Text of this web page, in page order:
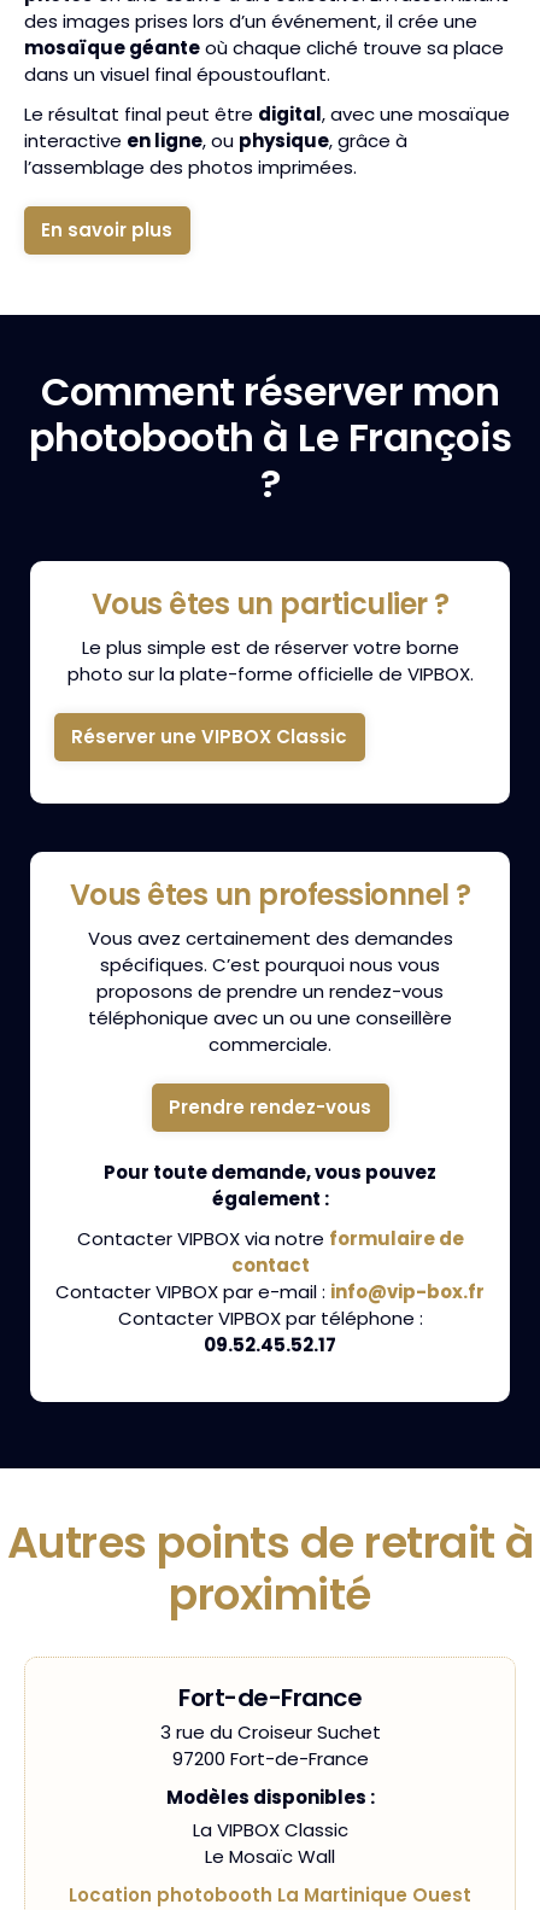
des images prises lors d’un événement, il crée une
mosaïque géanteoù chaque cliché trouve sa place
dans un visuel final époustouflant.
Le résultat final peut être digital, avec une mosaïque
interactive en ligne, ou physique, grâce à
l’assemblage des photos imprimées.
En savoir plus
Comment réserver mon
photobooth à Le François
?
Vous êtes un particulier ?
Le plus simple est de réserver votre borne
photo sur la plate-forme officielle de VIPBOX.
Réserver une VIPBOX Classic
Vous êtes un professionnel ?
Vous avez certainement des demandes
spécifiques. C’est pourquoi nous vous
proposons de prendre un rendez-vous
téléphonique avec un ou une conseillère
commerciale.
Prendre rendez-vous
Pour toute demande, vous pouvez
également :
Contacter VIPBOX via notre formulaire de
contact
Contacter VIPBOX par e-mail : info@vip-box.fr
Contacter VIPBOX par téléphone :
09.52.45.52.17
Autres points de retrait à
proximité
Fort-de-France
3 rue du Croiseur Suchet
97200 Fort-de-France
Modèles disponibles :
La VIPBOX Classic
Le Mosaïc Wall
Location photobooth La Martinique Ouest